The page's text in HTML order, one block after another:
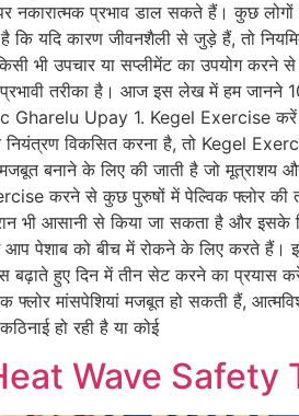
प्रभाव डाल सकते हैं। कुछ लोगों
यदि कारण जीवनशैली से जुड़े हैं, तो
भी उपचार या सप्लीमेंट का उपयोग करने
प्रभावी तरीका है। आज इस लेख में हम
Upay 1. Kegel Exercise करें –
विकसित करना है, तो Kegel
बनाने के लिए की जाती है जो मूत्राशय
करने से कुछ पुरुषों में पेल्विक फ्लोर
भी आसानी से किया जा सकता है और इसके
आप पेशाब को बीच में रोकने के लिए करते
हुए दिन में तीन सेट करने का प्रयास
मांसपेशियां मजबूत हो सकती हैं,
हो रही है या कोई
Wave Safety